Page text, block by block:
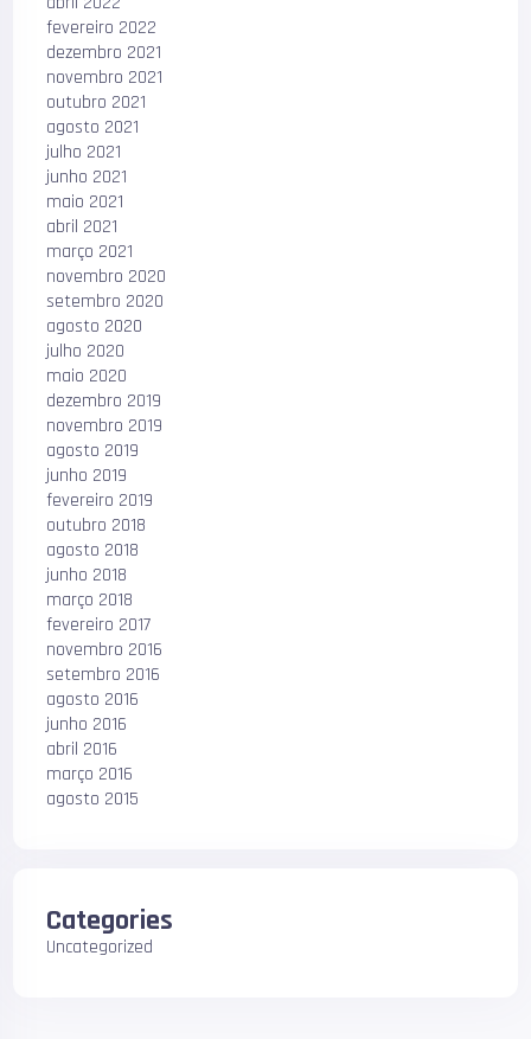
fevereiro 2022
dezembro 2021
novembro 2021
outubro 2021
agosto 2021
julho 2021
junho 2021
maio 2021
abril 2021
março 2021
novembro 2020
setembro 2020
agosto 2020
julho 2020
maio 2020
dezembro 2019
novembro 2019
agosto 2019
junho 2019
fevereiro 2019
outubro 2018
agosto 2018
junho 2018
março 2018
fevereiro 2017
novembro 2016
setembro 2016
agosto 2016
junho 2016
abril 2016
março 2016
agosto 2015
Categories
Uncategorized